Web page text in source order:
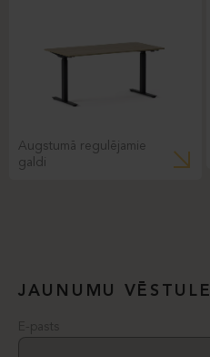
Augstumā regulējamie
galdi
JAUNUMU VĒSTULE
E-pasts